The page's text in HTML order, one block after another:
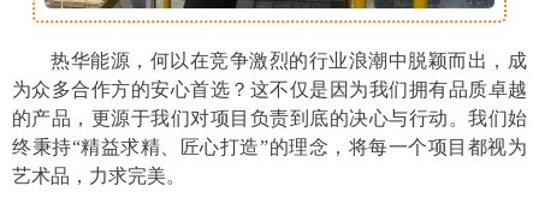
热华能源，何以在竞争激烈的行业浪潮中脱颖而出，成
为众多合作方的安心首选？这不仅是因为我们拥有品质卓越
的产品，更源于我们对项目负责到底的决心与行动。我们始
终秉持“精益求精、匠心打造”的理念，将每一个项目都视为
艺术品，力求完美。